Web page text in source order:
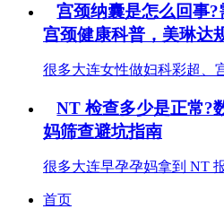
宫颈纳囊是怎么回事
宫颈健康科普，美琳达
很多大连女性做妇科彩超、
NT 检查多少是正常?
妈筛查避坑指南
很多大连早孕孕妈拿到 NT
首页